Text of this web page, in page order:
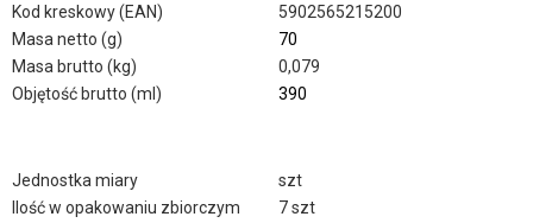
Kod kreskowy (EAN)
5902565215200
Masa netto (g)
70
Masa brutto (kg)
0,079
Objętość brutto (ml)
390
Jednostka miary
szt
Ilość w opakowaniu zbiorczym
7 szt